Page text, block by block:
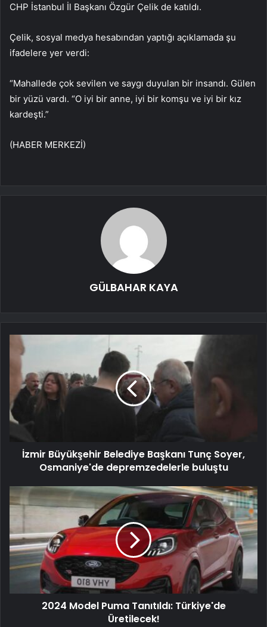
CHP İstanbul İl Başkanı Özgür Çelik de katıldı.
Çelik, sosyal medya hesabından yaptığı açıklamada şu
ifadelere yer verdi:
“Mahallede çok sevilen ve saygı duyulan bir insandı. Gülen
bir yüzü vardı. “O iyi bir anne, iyi bir komşu ve iyi bir kız
kardeşti.”
(HABER MERKEZİ)
GÜLBAHAR KAYA
İzmir Büyükşehir Belediye Başkanı Tunç Soyer,
Osmaniye'de depremzedelerle buluştu
2024 Model Puma Tanıtıldı: Türkiye'de
Üretilecek!